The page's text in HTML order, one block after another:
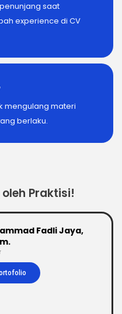
saat
experience di CV
mengulang materi
berlaku.
Praktisi!
Fadli Jaya,